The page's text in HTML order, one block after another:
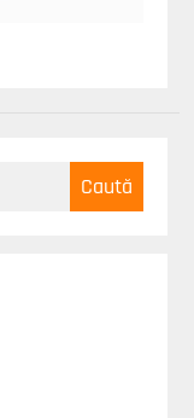
Caută